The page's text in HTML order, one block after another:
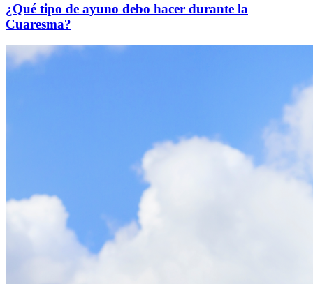
¿Qué tipo de ayuno debo hacer durante la
Cuaresma?